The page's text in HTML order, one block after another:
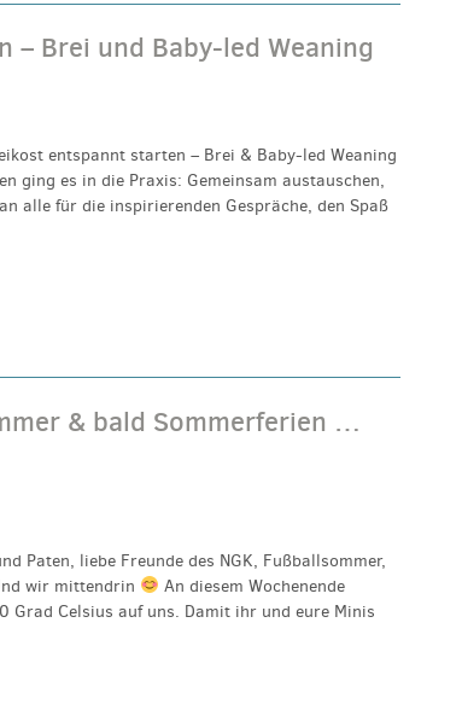
Brei und Baby-led Weaning
entspannt starten – Brei & Baby-led Weaning
ging es in die Praxis: Gemeinsam austauschen,
alle für die inspirierenden Gespräche, den Spaß
& bald Sommerferien …
Paten, liebe Freunde des NGK, Fußballsommer,
wir mittendrin
An diesem Wochenende
Grad Celsius auf uns. Damit ihr und eure Minis